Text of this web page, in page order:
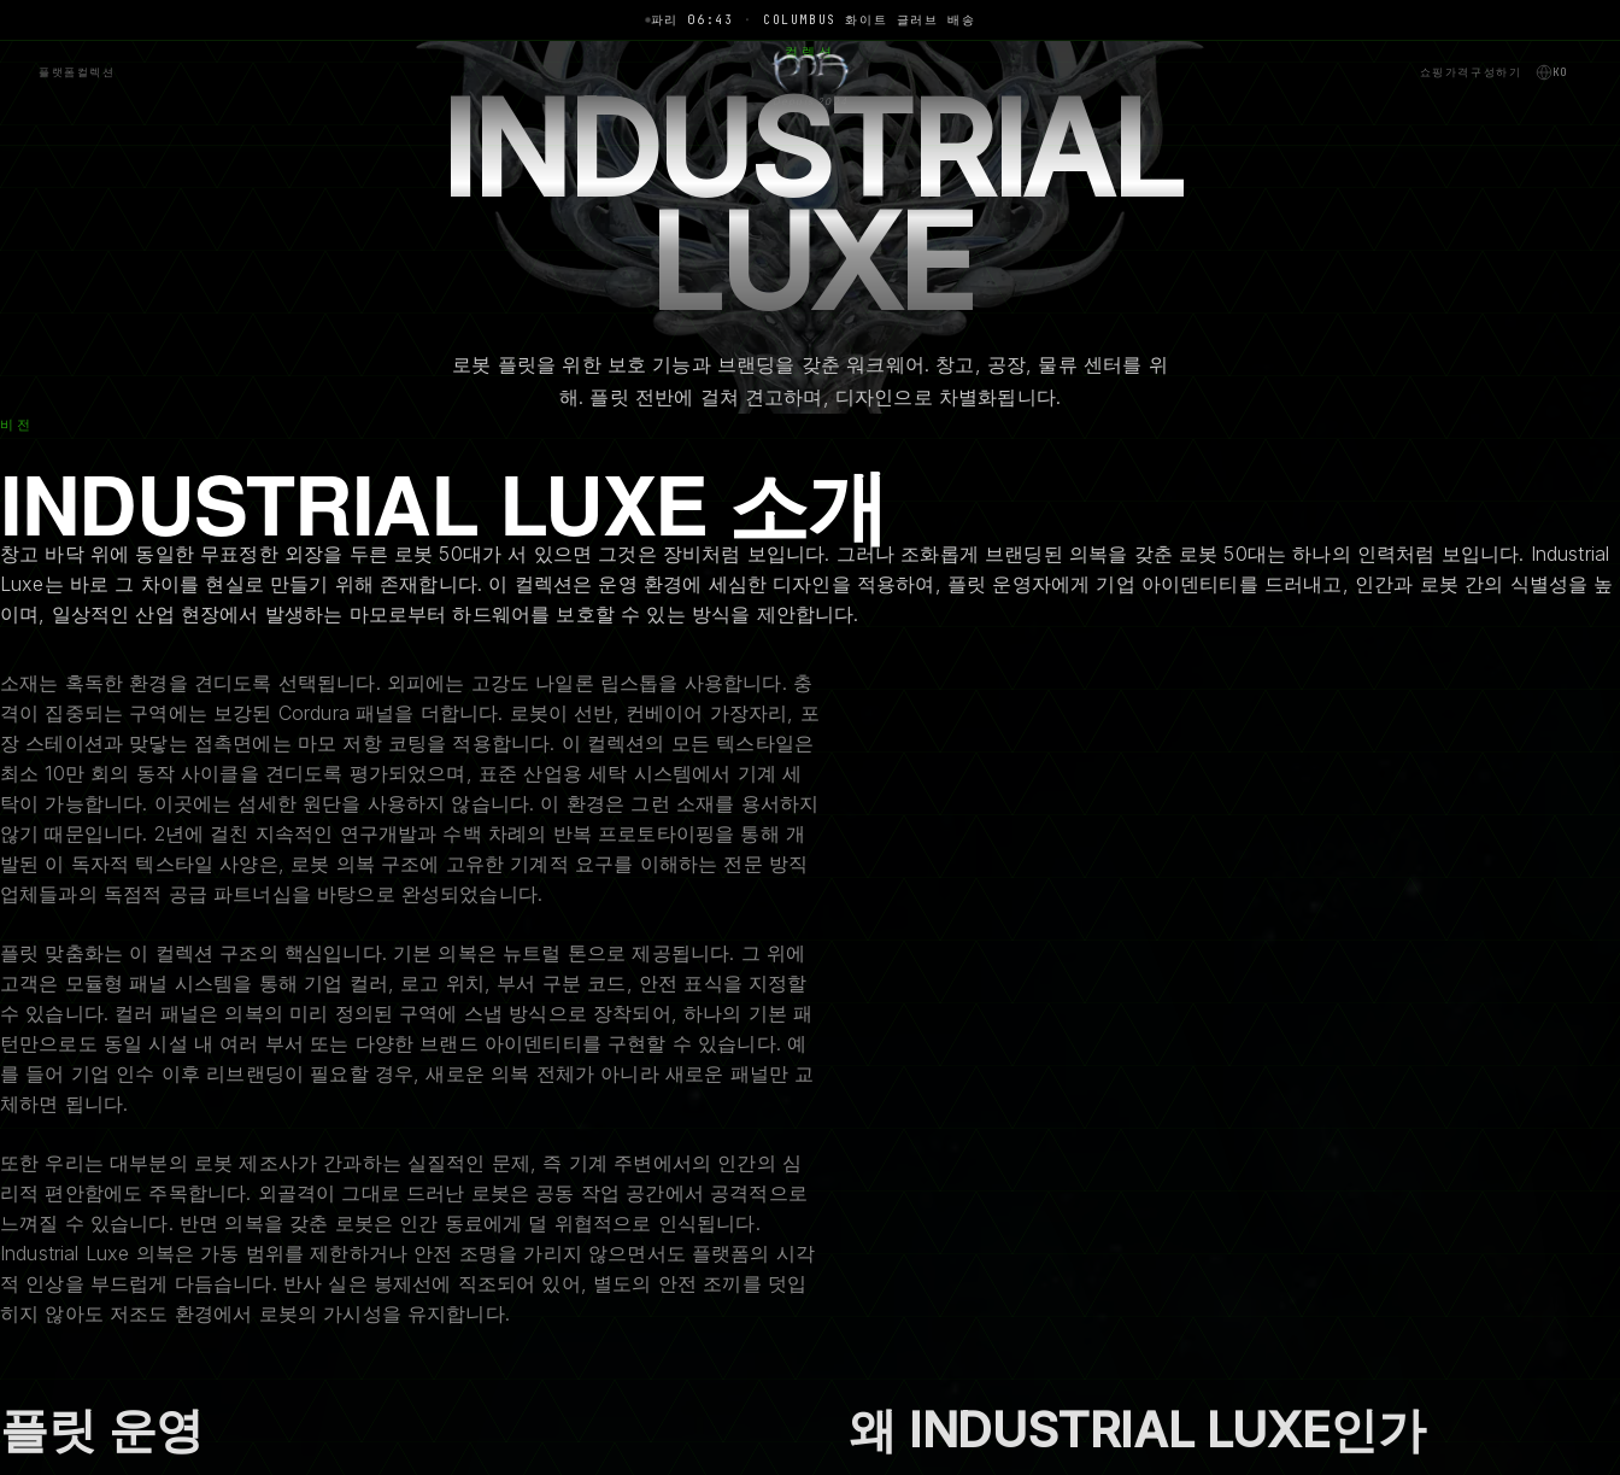
파리 06:43 · COLUMBUS 화이트 글러브 배송
플랫폼 컬렉션
Depuis 2024
쇼핑 가격 구성하기 KO
컬렉션
INDUSTRIAL
LUXE
로봇 플릿을 위한 보호 기능과 브랜딩을 갖춘 워크웨어. 창고, 공장, 물류 센터를 위
해. 플릿 전반에 걸쳐 견고하며, 디자인으로 차별화됩니다.
비전
INDUSTRIAL LUXE 소개
창고 바닥 위에 동일한 무표정한 외장을 두른 로봇 50대가 서 있으면 그것은 장비처럼 보입니다. 그러나 조화롭게 브랜딩된 의복을 갖춘 로봇 50대는 하나의 인력처럼 보입니다. Industrial
Luxe는 바로 그 차이를 현실로 만들기 위해 존재합니다. 이 컬렉션은 운영 환경에 세심한 디자인을 적용하여, 플릿 운영자에게 기업 아이덴티티를 드러내고, 인간과 로봇 간의 식별성을 높
이며, 일상적인 산업 현장에서 발생하는 마모로부터 하드웨어를 보호할 수 있는 방식을 제안합니다.
소재는 혹독한 환경을 견디도록 선택됩니다. 외피에는 고강도 나일론 립스톱을 사용합니다. 충
격이 집중되는 구역에는 보강된 Cordura 패널을 더합니다. 로봇이 선반, 컨베이어 가장자리, 포
장 스테이션과 맞닿는 접촉면에는 마모 저항 코팅을 적용합니다. 이 컬렉션의 모든 텍스타일은
최소 10만 회의 동작 사이클을 견디도록 평가되었으며, 표준 산업용 세탁 시스템에서 기계 세
탁이 가능합니다. 이곳에는 섬세한 원단을 사용하지 않습니다. 이 환경은 그런 소재를 용서하지
않기 때문입니다. 2년에 걸친 지속적인 연구개발과 수백 차례의 반복 프로토타이핑을 통해 개
발된 이 독자적 텍스타일 사양은, 로봇 의복 구조에 고유한 기계적 요구를 이해하는 전문 방직
업체들과의 독점적 공급 파트너십을 바탕으로 완성되었습니다.
플릿 맞춤화는 이 컬렉션 구조의 핵심입니다. 기본 의복은 뉴트럴 톤으로 제공됩니다. 그 위에
고객은 모듈형 패널 시스템을 통해 기업 컬러, 로고 위치, 부서 구분 코드, 안전 표식을 지정할
수 있습니다. 컬러 패널은 의복의 미리 정의된 구역에 스냅 방식으로 장착되어, 하나의 기본 패
턴만으로도 동일 시설 내 여러 부서 또는 다양한 브랜드 아이덴티티를 구현할 수 있습니다. 예
를 들어 기업 인수 이후 리브랜딩이 필요할 경우, 새로운 의복 전체가 아니라 새로운 패널만 교
체하면 됩니다.
또한 우리는 대부분의 로봇 제조사가 간과하는 실질적인 문제, 즉 기계 주변에서의 인간의 심
리적 편안함에도 주목합니다. 외골격이 그대로 드러난 로봇은 공동 작업 공간에서 공격적으로
느껴질 수 있습니다. 반면 의복을 갖춘 로봇은 인간 동료에게 덜 위협적으로 인식됩니다.
Industrial Luxe 의복은 가동 범위를 제한하거나 안전 조명을 가리지 않으면서도 플랫폼의 시각
적 인상을 부드럽게 다듬습니다. 반사 실은 봉제선에 직조되어 있어, 별도의 안전 조끼를 덧입
히지 않아도 저조도 환경에서 로봇의 가시성을 유지합니다.
플릿 운영 왜 INDUSTRIAL LUXE인가